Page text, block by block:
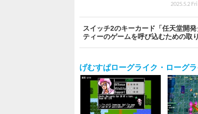
2025.5.2
スイッチ2のキーカード「任天堂開
ティーのゲームを呼び込むための取
げむすぱローグライク・ローグ